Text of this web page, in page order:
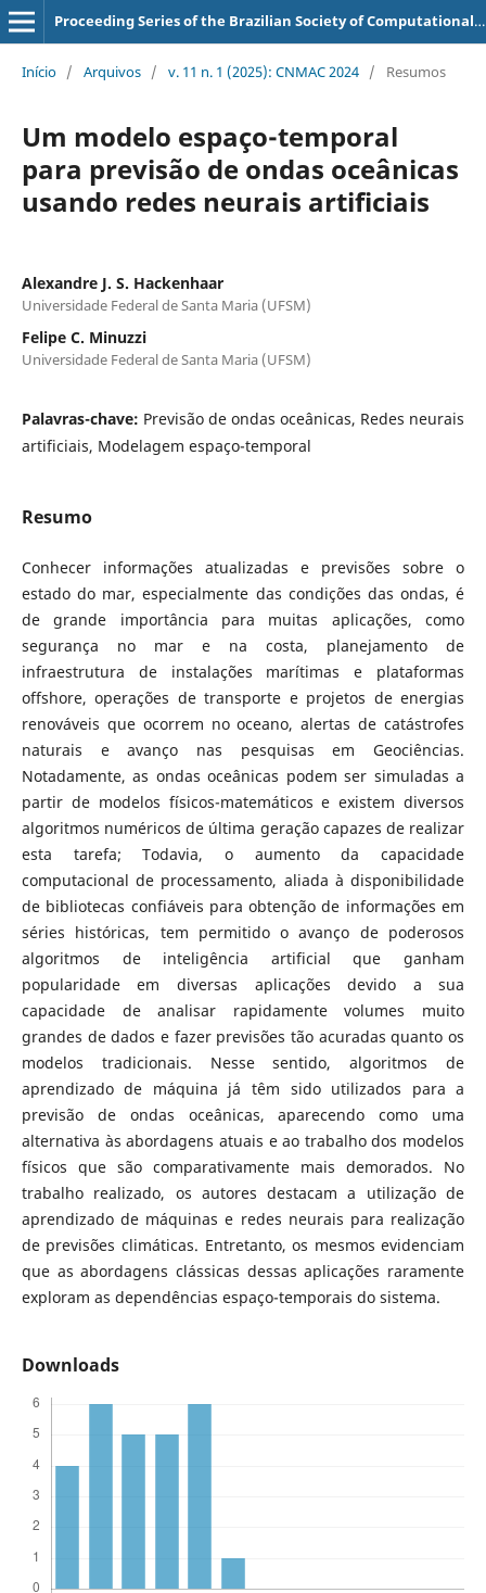
Proceeding Series of the Brazilian Society of Computational and Applied Mathematics
Início / Arquivos / v. 11 n. 1 (2025): CNMAC 2024 / Resumos
Um modelo espaço-temporal
para previsão de ondas oceânicas
usando redes neurais artificiais
Alexandre J. S. Hackenhaar
Universidade Federal de Santa Maria (UFSM)
Felipe C. Minuzzi
Universidade Federal de Santa Maria (UFSM)
Palavras-chave: Previsão de ondas oceânicas, Redes neurais
artificiais, Modelagem espaço-temporal
Resumo
Conhecer informações atualizadas e previsões sobre o
estado do mar, especialmente das condições das ondas, é
de grande importância para muitas aplicações, como
segurança no mar e na costa, planejamento de
infraestrutura de instalações marítimas e plataformas
offshore, operações de transporte e projetos de energias
renováveis que ocorrem no oceano, alertas de catástrofes
naturais e avanço nas pesquisas em Geociências.
Notadamente, as ondas oceânicas podem ser simuladas a
partir de modelos físicos-matemáticos e existem diversos
algoritmos numéricos de última geração capazes de realizar
esta tarefa; Todavia, o aumento da capacidade
computacional de processamento, aliada à disponibilidade
de bibliotecas confiáveis para obtenção de informações em
séries históricas, tem permitido o avanço de poderosos
algoritmos de inteligência artificial que ganham
popularidade em diversas aplicações devido a sua
capacidade de analisar rapidamente volumes muito
grandes de dados e fazer previsões tão acuradas quanto os
modelos tradicionais. Nesse sentido, algoritmos de
aprendizado de máquina já têm sido utilizados para a
previsão de ondas oceânicas, aparecendo como uma
alternativa às abordagens atuais e ao trabalho dos modelos
físicos que são comparativamente mais demorados. No
trabalho realizado, os autores destacam a utilização de
aprendizado de máquinas e redes neurais para realização
de previsões climáticas. Entretanto, os mesmos evidenciam
que as abordagens clássicas dessas aplicações raramente
exploram as dependências espaço-temporais do sistema.
Downloads